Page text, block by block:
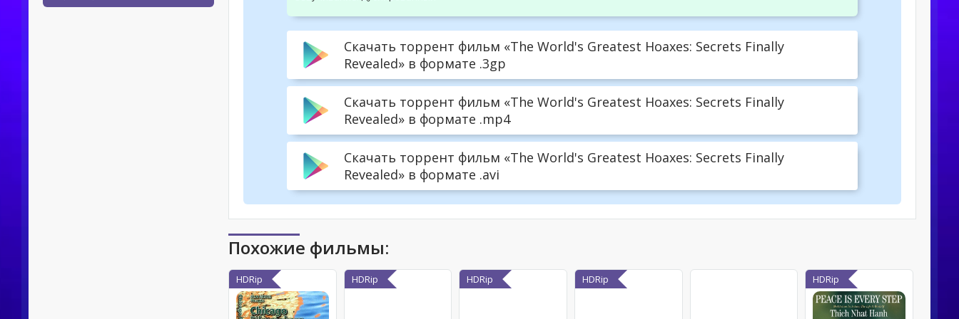
Скачать торрент фильм «The World's Greatest Hoaxes: Secrets Finally
Revealed» в формате .3gp
Скачать торрент фильм «The World's Greatest Hoaxes: Secrets Finally
Revealed» в формате .mp4
Скачать торрент фильм «The World's Greatest Hoaxes: Secrets Finally
Revealed» в формате .avi
Похожие фильмы:
HDRip HDRip HDRip HDRip HDRip